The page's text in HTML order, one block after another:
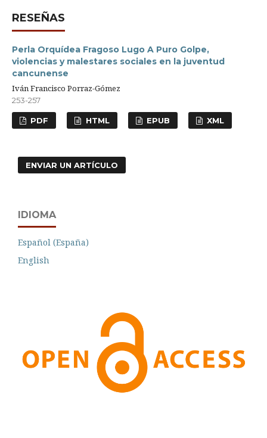
RESEÑAS
Perla Orquídea Fragoso Lugo A Puro Golpe,
violencias y malestares sociales en la juventud
cancunense
Iván Francisco Porraz-Gómez
253-257
PDF HTML EPUB XML
ENVIAR UN ARTÍCULO
IDIOMA
Español (España)
English